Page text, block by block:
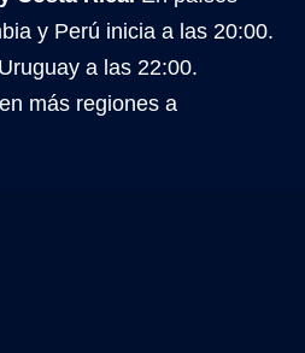
y Perú inicia a las 20:00.
a las 22:00.
más regiones a